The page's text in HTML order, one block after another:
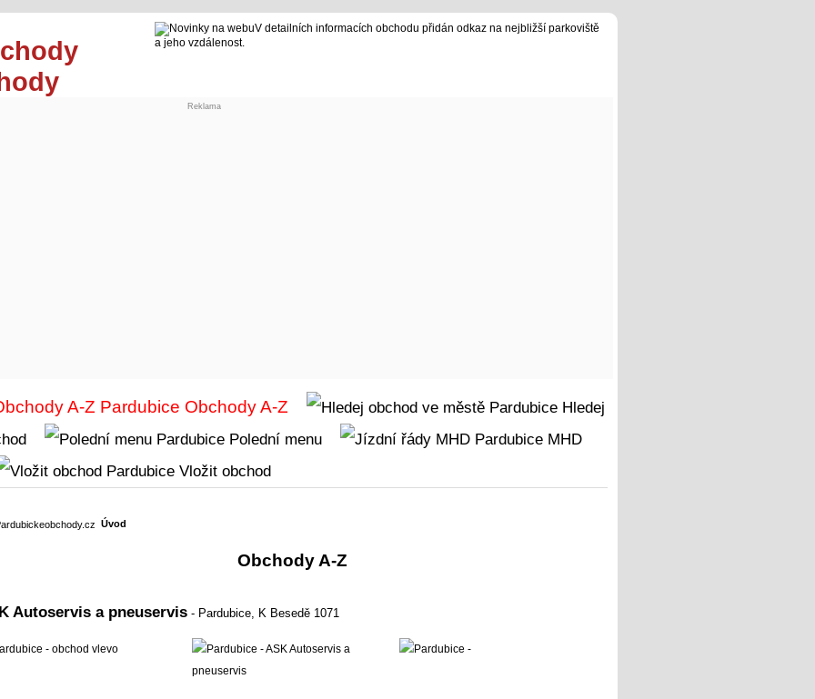
V detailních informacích obchodu přidán odkaz na nejbližší parkoviště
a jeho vzdálenost.
Reklama
Obchody A-Z
Hledej
Polední menu
MHD
Vložit obchod
Úvod
Obchody A-Z
Autoservis a pneuservis - Pardubice, K Besedě 1071